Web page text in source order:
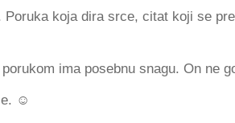
koja dira srce, citat koji se
ima posebnu snagu. On ne
☺️